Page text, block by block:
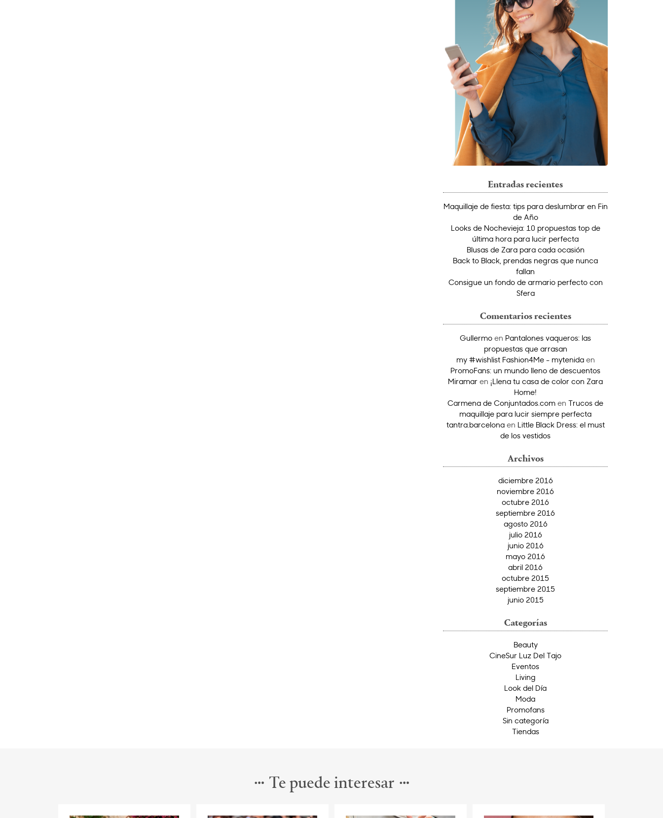
Entradas recientes
Maquillaje de fiesta: tips para deslumbrar en Fin
de Año
Looks de Nochevieja: 10 propuestas top de
última hora para lucir perfecta
Blusas de Zara para cada ocasión
Back to Black, prendas negras que nunca
fallan
Consigue un fondo de armario perfecto con
Sfera
Comentarios recientes
Gullermo en Pantalones vaqueros: las
propuestas que arrasan
my #wishlist Fashion4Me - mytenidaen
PromoFans: un mundo lleno de descuentos
Miramar en ¡Llena tu casa de color con Zara
Home!
Carmena de Conjuntados.com en Trucos de
maquillaje para lucir siempre perfecta
tantra.barcelonaen Little Black Dress: el must
de los vestidos
Archivos
diciembre 2016
noviembre 2016
octubre 2016
septiembre 2016
agosto 2016
julio 2016
junio 2016
mayo 2016
abril 2016
octubre 2015
septiembre 2015
junio 2015
Categorías
Beauty
CineSur Luz Del Tajo
Eventos
Living
Look del Día
Moda
Promofans
Sin categoría
Tiendas
Te puede interesar